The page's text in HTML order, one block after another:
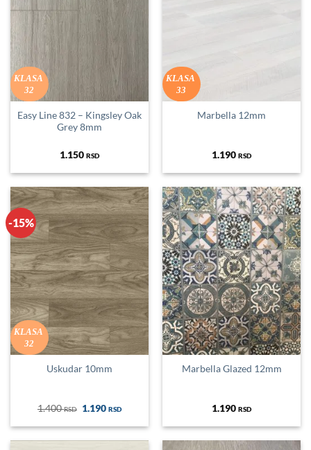
KLASA
32
Easy Line 832 – Kingsley Oak
Grey 8mm
1.150 RSD
KLASA
33
Marbella 12mm
1.190 RSD
-15%
KLASA
32
Uskudar 10mm
1.400RSD
Оригинална
је
1.400 RSD.
1.190RSDТренутна
је:
Marbella Glazed 12mm
1.190 RSD